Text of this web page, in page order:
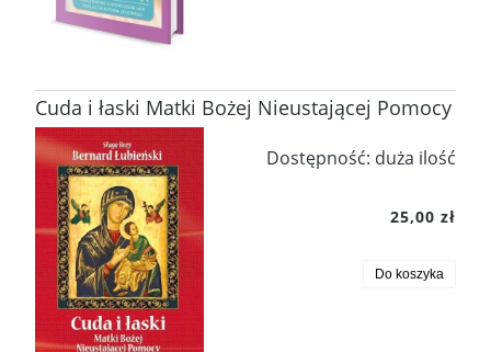
Cuda i łaski Matki Bożej Nieustającej Pomocy
Dostępność: duża ilość
25,00 zł
Do koszyka